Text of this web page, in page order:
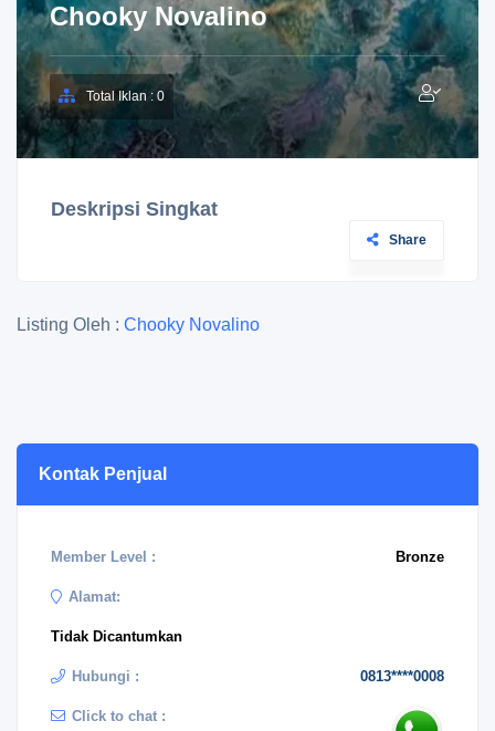
Chooky Novalino
Total Iklan : 0
Deskripsi Singkat
Share
Listing Oleh : Chooky Novalino
Kontak Penjual
Member Level : Bronze
Alamat:
Tidak Dicantumkan
Hubungi : 0813****0008
Click to chat :